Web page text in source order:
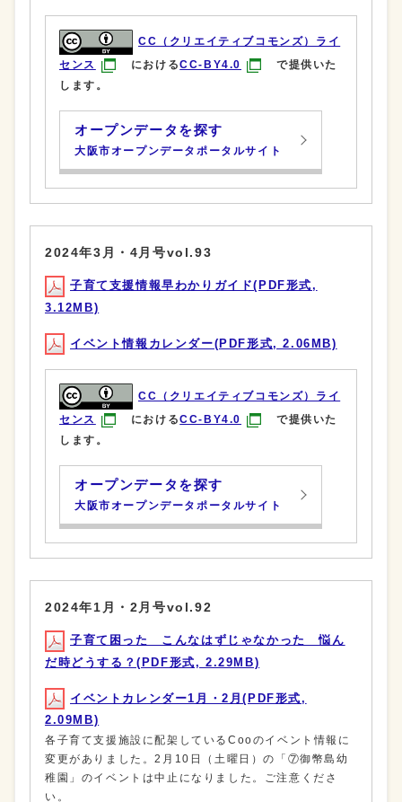
CC（クリエイティブコモンズ）ライ
センス
におけるCC-BY4.0
で提供いた
します。
オープンデータを探す
大阪市オープンデータポータルサイト
2024年3月・4月号vol.93
子育て支援情報早わかりガイド(PDF形式,
3.12MB)
イベント情報カレンダー(PDF形式, 2.06MB)
CC（クリエイティブコモンズ）ライ
センス
におけるCC-BY4.0
で提供いた
します。
オープンデータを探す
大阪市オープンデータポータルサイト
2024年1月・2月号vol.92
子育て困った こんなはずじゃなかった 悩ん
だ時どうする？(PDF形式, 2.29MB)
イベントカレンダー1月・2月(PDF形式,
2.09MB)
各子育て支援施設に配架しているCooのイベント情報に
変更がありました。2月10日（土曜日）の「⑦御幣島幼
稚園」のイベントは中止になりました。ご注意くださ
い。